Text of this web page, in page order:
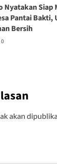
Nyatakan Siap
Pantai Bakti,
Bersih
0
akan